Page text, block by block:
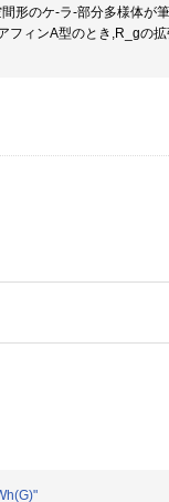
形のケ-ラ-部分多様体が
フィンA型のとき,R_gの